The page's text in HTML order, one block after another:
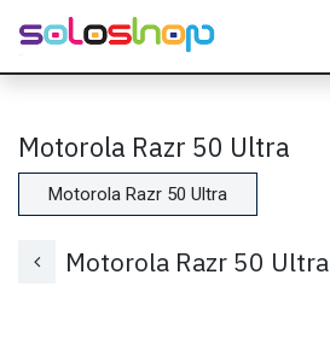
Passa al contenuto
Motorola Razr 50 Ultra
Motorola Razr 50 Ultra
Motorola Razr 50 Ultra